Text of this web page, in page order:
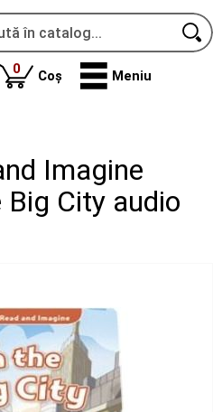
0produse
Coș Meniu
Imagine
City audio